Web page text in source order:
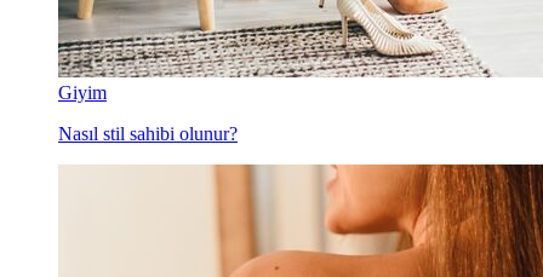
Giyim
Nasıl stil sahibi olunur?